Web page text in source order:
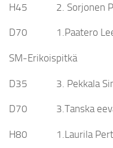
H45 2. Sorjonen
D70 1.Paatero
SM-Erikoispitkä
D35 3. Pekkala
D70 3.Tanska
H80 1.Laurila